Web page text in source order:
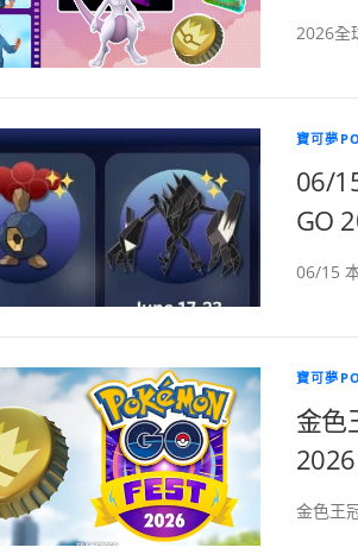
2026全
寶可夢
06/
GO
06/15
寶可夢
金色
金色王